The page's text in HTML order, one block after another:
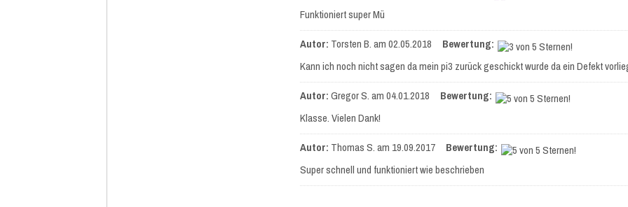
Funktioniert super Mü
Autor: Torsten B.am 02.05.2018 Bewertung:
Kann ich noch nicht sagen da mein pi3 zurück geschickt wurde da ein Defekt
Autor:Gregor S.am 04.01.2018 Bewertung:
Klasse. Vielen Dank!
Autor: Thomas S.am 19.09.2017 Bewertung:
Super schnell und funktioniert wie beschrieben